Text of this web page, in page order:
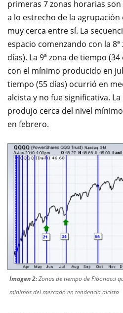
primeras 7 zonas horarias
a lo estrecho de la agrupación
muy cerca entre sí. La
espacio comenzando con la
días). La 9ª zona de tiempo
con el mínimo producido en
tiempo (55 días) ocurrió en
alcista y no fue significativa.
produjo cerca del nivel
en febrero.
Imagen 2:Zonas de tiempo de Fibonacci
mínimos del mercado en tendencia alcista